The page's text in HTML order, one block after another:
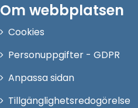
Om webbplatsen
Cookies
Personuppgifter - GDPR
Anpassa sidan
Tillgänglighetsredogörelse